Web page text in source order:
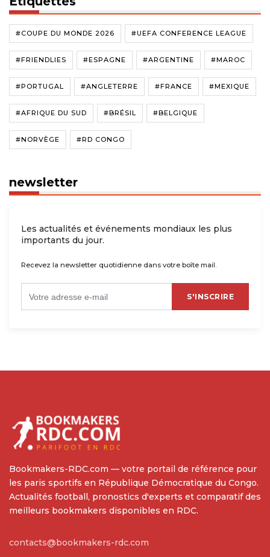
#COUPE DU MONDE 2026 #UEFA CONFERENCE LEAGUE
#FRIENDLIES #ESPAGNE #ARGENTINE #MAROC
#PORTUGAL #ANGLETERRE #FRANCE #MEXIQUE
#AFRIQUE DU SUD #BRÉSIL #BELGIQUE
#NORVÈGE #RD CONGO
newsletter
Les actualités et événements mondiaux les plus
importants du jour.
Recevez la newsletter quotidienne dans votre boîte mail.
S'INSCRIRE
Bookmakers-RDC.com — votre portail de référence pour
les paris sportifs en République Démocratique du Congo.
Actualités football, pronostics d'experts et comparatif des
meilleurs bookmakers disponibles en RDC.
contacts@bookmakers-rdc.com